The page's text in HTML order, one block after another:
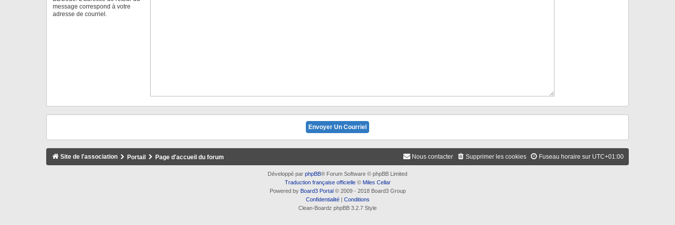
message correspond à votre
adresse de courriel.
Site de l'association Portail Page d'accueil du forum Fuseau horaire sur UTC+01:00
Supprimer les cookies
Nous contacter
Développé par phpBB® Forum Software © phpBB Limited
Traduction française officielle© Miles Cellar
Powered by Board3 Portal© 2009 - 2018 Board3 Group
Confidentialité| Conditions
Clean-Boardz phpBB 3.2.7 Style